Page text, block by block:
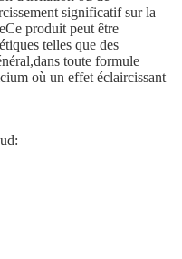
significatif sur la
produit peut être
telles que des
toute formule
où un effet éclaircissant